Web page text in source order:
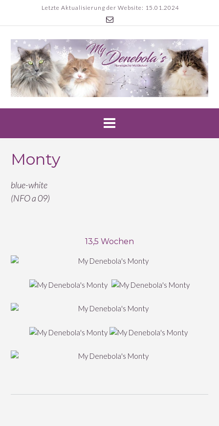
content
Letzte Aktualisierung der Website: 15.01.2024
Monty
blue-white
(NFO a 09)
13,5 Wochen